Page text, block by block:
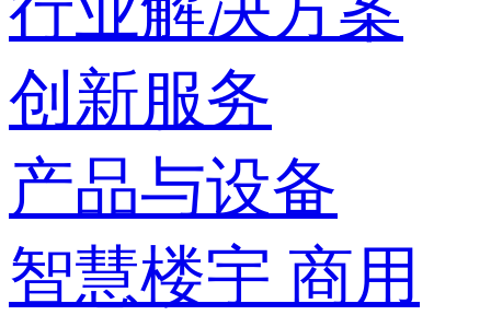
创新服务
产品与设备
智慧楼宇 商用